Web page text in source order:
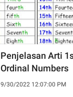
Penjelasan Arti
Ordinal Numbers
9/30/2022 12:07:00 PM